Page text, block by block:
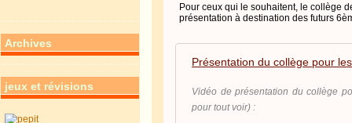
Archives
jeux et révisions
Pour ceux qui le souhaitent, le collège
présentation à destination des futurs
Présentation du collège pour
Vidéo de présentation du collège
pour tout voir) :